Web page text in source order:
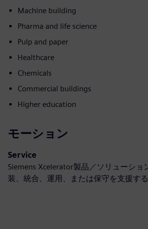
Machine building
Pharma and life science
Pulp and paper
Healthcare
Chemicals
Commercial buildings
Higher education
モーション
Service
Siemens Xcelerator製品／ソリューショ
装、統合、運用、または保守を支援す